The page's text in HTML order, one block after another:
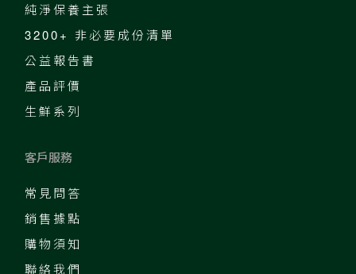
純淨保養主張
3200+ 非必要成份清單
公益報告書
產品評價
生鮮系列
客戶服務
常見問答
銷售據點
購物須知
聯絡我們